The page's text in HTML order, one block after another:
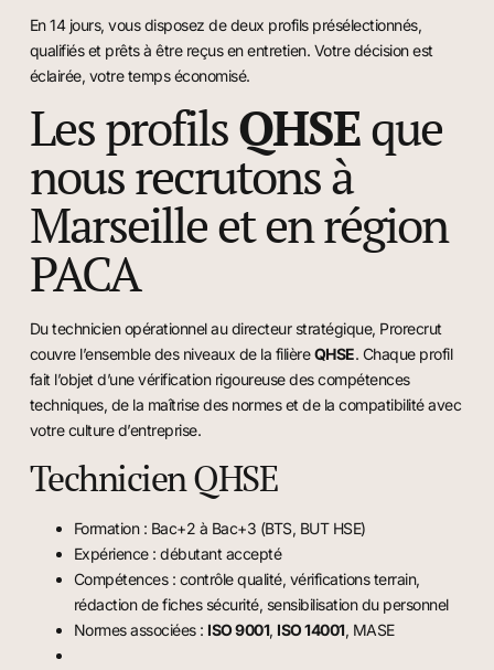
En 14 jours, vous disposez de deux profils présélectionnés,
qualifiés et prêts à être reçus en entretien. Votre décision est
éclairée, votre temps économisé.
Les profilsQHSEque
nous recrutons à
Marseille et en région
PACA
Du technicien opérationnel au directeur stratégique, Prorecrut
couvre l’ensemble des niveaux de la filièreQHSE. Chaque profil
fait l’objet d’une vérification rigoureuse des compétences
techniques, de la maîtrise des normes et de la compatibilité avec
votre culture d’entreprise.
Technicien QHSE
Formation : Bac+2 à Bac+3 (BTS, BUT HSE)
Expérience : débutant accepté
Compétences : contrôle qualité, vérifications terrain,
rédaction de fiches sécurité, sensibilisation du personnel
Normes associées : ISO 9001, ISO 14001, MASE